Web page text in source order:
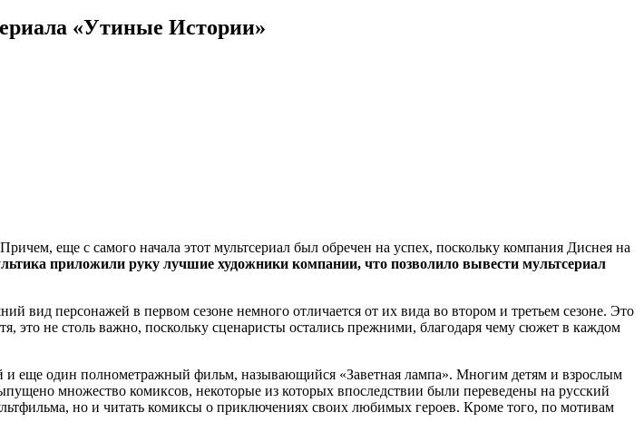
«Утиные Истории»
еще с самого начала этот мультсериал был обречен на успех, поскольку компания Диснея на
приложили руку лучшие художники компании, что позволило вывести мультсериал
вид персонажей в первом сезоне немного отличается от их вида во втором и третьем сезоне. Это
это не столь важно, поскольку сценаристы остались прежними, благодаря чему сюжет в каждом
и еще один полнометражный фильм, называющийся «Заветная лампа». Многим детям и взрослым
множество комиксов, некоторые из которых впоследствии были переведены на русский
но и читать комиксы о приключениях своих любимых героев. Кроме того, по мотивам